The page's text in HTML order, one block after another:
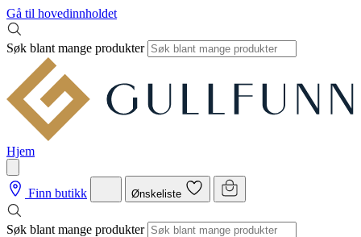
Gå til hovedinnholdet
Søk blant mange produkter
Hjem
Finn butikk Ønskeliste
Søk blant mange produkter